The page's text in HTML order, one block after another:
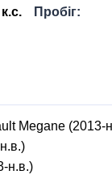
к.с. Пробіг:
Megane (2013-
н.в.)